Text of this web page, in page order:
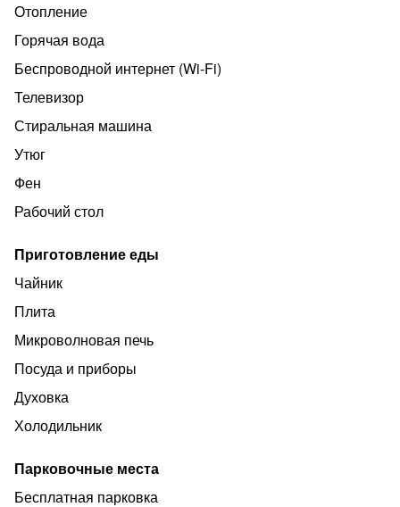
Отопление
Горячая вода
Беспроводной интернет (Wi‑Fi)
Телевизор
Стиральная машина
Утюг
Фен
Рабочий стол
Приготовление еды
Чайник
Плита
Микроволновая печь
Посуда и приборы
Духовка
Холодильник
Парковочные места
Бесплатная парковка